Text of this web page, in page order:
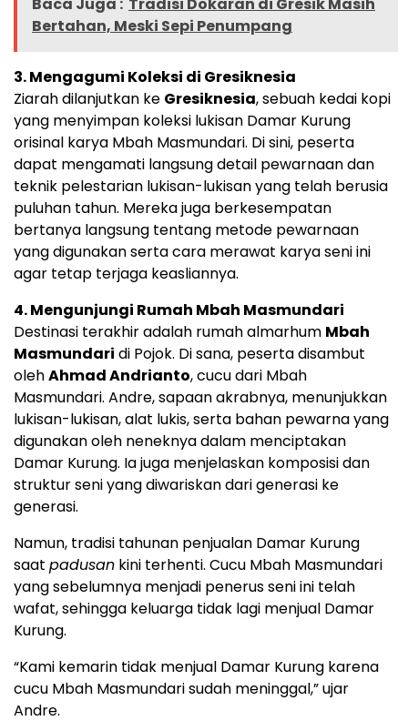
Baca Juga : Tradisi Dokaran di Gresik Masih
Bertahan, Meski Sepi Penumpang
3. Mengagumi Koleksi di Gresiknesia
Ziarah dilanjutkan ke Gresiknesia, sebuah kedai kopi
yang menyimpan koleksi lukisan Damar Kurung
orisinal karya Mbah Masmundari. Di sini, peserta
dapat mengamati langsung detail pewarnaan dan
teknik pelestarian lukisan-lukisan yang telah berusia
puluhan tahun. Mereka juga berkesempatan
bertanya langsung tentang metode pewarnaan
yang digunakan serta cara merawat karya seni ini
agar tetap terjaga keasliannya.
4. Mengunjungi Rumah Mbah Masmundari
Destinasi terakhir adalah rumah almarhum Mbah
Masmundari di Pojok. Di sana, peserta disambut
olehAhmad Andrianto, cucu dari Mbah
Masmundari. Andre, sapaan akrabnya, menunjukkan
lukisan-lukisan, alat lukis, serta bahan pewarna yang
digunakan oleh neneknya dalam menciptakan
Damar Kurung. Ia juga menjelaskan komposisi dan
struktur seni yang diwariskan dari generasi ke
generasi.
Namun, tradisi tahunan penjualan Damar Kurung
saat padusan kini terhenti. Cucu Mbah Masmundari
yang sebelumnya menjadi penerus seni ini telah
wafat, sehingga keluarga tidak lagi menjual Damar
Kurung.
“Kami kemarin tidak menjual Damar Kurung karena
cucu Mbah Masmundari sudah meninggal,” ujar
Andre.